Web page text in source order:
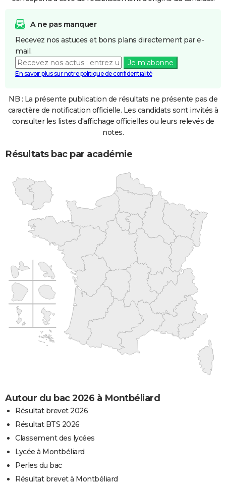
A ne pas manquer
Recevez nos astuces et bons plans directement par e-
mail.
Je m'abonne
En savoir plus sur notre politique de confidentialité
NB : La présente publication de résultats ne présente pas de
caractère de notification officielle. Les candidats sont invités à
consulter les listes d'affichage officielles ou leurs relevés de
notes.
Résultats bac par académie
Autour du bac 2026 à Montbéliard
Résultat brevet 2026
Résultat BTS 2026
Classement des lycées
Lycée à Montbéliard
Perles du bac
Résultat brevet à Montbéliard